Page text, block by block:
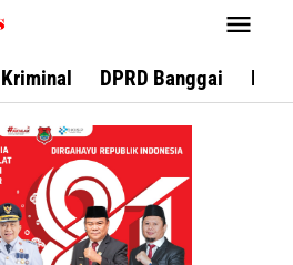
Kriminal DPRD Banggai